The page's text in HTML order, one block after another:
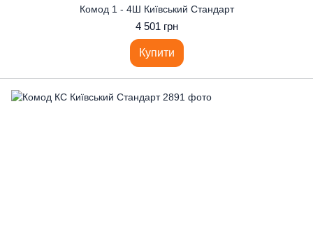
Комод 1 - 4Ш Київський Стандарт
4 501 грн
Купити